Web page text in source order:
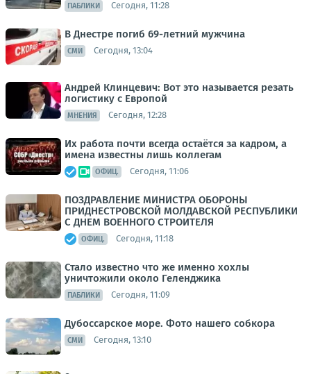
ПАБЛИКИ Сегодня, 11:28
В Днестре погиб 69-летний мужчина
СМИ Сегодня, 13:04
Андрей Клинцевич: Вот это называется резать
логистику с Европой
МНЕНИЯ Сегодня, 12:28
Их работа почти всегда остаётся за кадром, а
имена известны лишь коллегам
ОФИЦ. Сегодня, 11:06
ПОЗДРАВЛЕНИЕ МИНИСТРА ОБОРОНЫ
ПРИДНЕСТРОВСКОЙ МОЛДАВСКОЙ РЕСПУБЛИКИ
С ДНЕМ ВОЕННОГО СТРОИТЕЛЯ
ОФИЦ. Сегодня, 11:18
Стало известно что же именно хохлы
уничтожили около Геленджика
ПАБЛИКИ Сегодня, 11:09
Дубоссарское море. Фото нашего собкора
СМИ Сегодня, 13:10